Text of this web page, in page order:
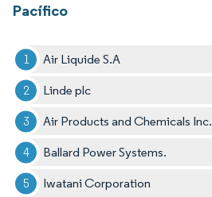
Pacífico
Air Liquide S.A
Linde plc
Air Products and Chemicals Inc.
Ballard Power Systems.
Iwatani Corporation